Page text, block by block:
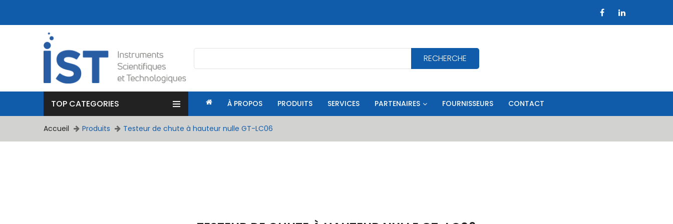
RECHERCHE
TOP CATEGORIES À PROPOS PRODUITS SERVICES PARTENAIRES FOURNISSEURS CONTACT
Accueil Produits Testeur de chute à hauteur nulle GT-LC06